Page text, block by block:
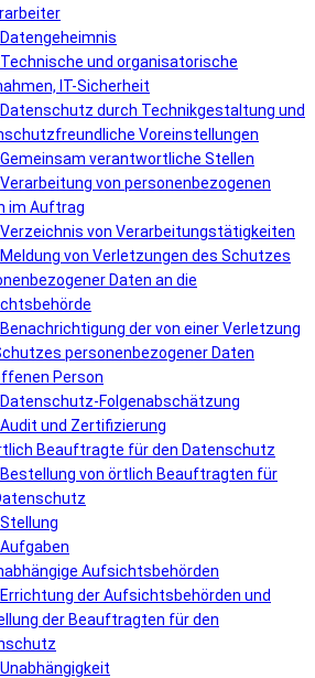
und organisatorische
IT-Sicherheit
durch Technikgestaltung und
Voreinstellungen
verantwortliche Stellen
von personenbezogenen
im Auftrag
von Verarbeitungstätigkeiten
von Verletzungen des Schutzes
Daten an die
der von einer Verletzung
personenbezogener Daten
Person
Folgenabschätzung
und Zertifizierung
Beauftragte für den Datenschutz
von örtlich Beauftragten für
Aufsichtsbehörden
der Aufsichtsbehörden und
der Beauftragten für den